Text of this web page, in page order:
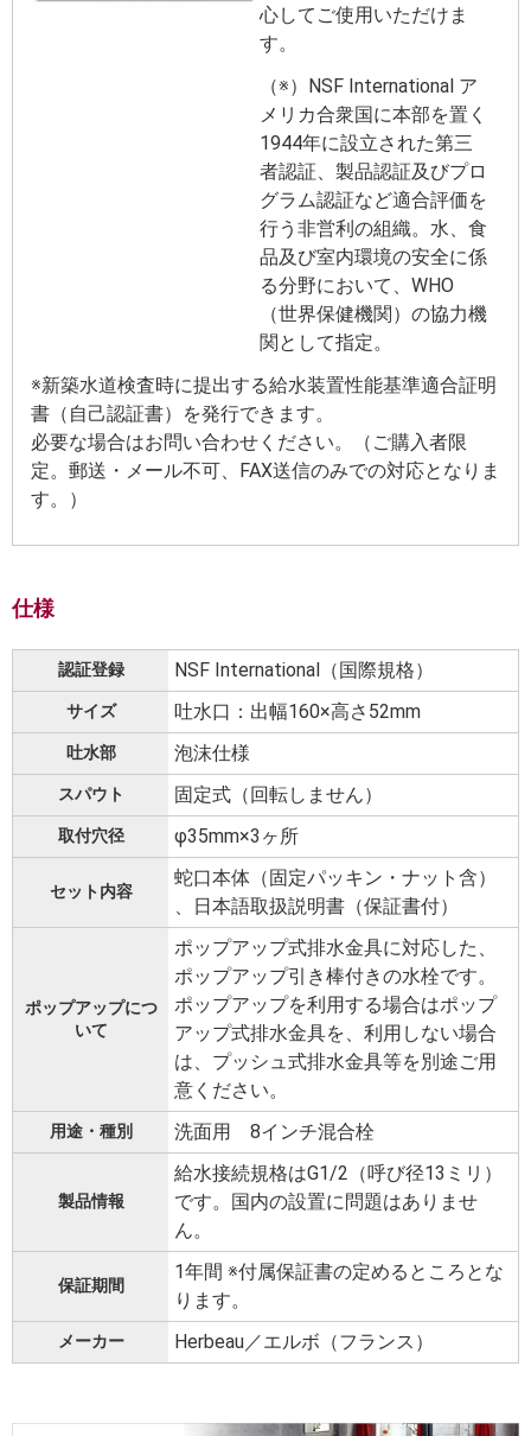
心してご使用いただけま
す。
（※）NSF International ア
メリカ合衆国に本部を置く
1944年に設立された第三
者認証、製品認証及びプロ
グラム認証など適合評価を
行う非営利の組織。水、食
品及び室内環境の安全に係
る分野において、WHO
（世界保健機関）の協力機
関として指定。
※新築水道検査時に提出する給水装置性能基準適合証明
書（自己認証書）を発行できます。
必要な場合はお問い合わせください。（ご購入者限
定。郵送・メール不可、FAX送信のみでの対応となりま
す。）
仕様
認証登録 NSF International（国際規格）
サイズ 吐水口：出幅160×高さ52mm
吐水部 泡沫仕様
スパウト 固定式（回転しません）
取付穴径 φ35mm×3ヶ所
セット内容
蛇口本体（固定パッキン・ナット含）
、日本語取扱説明書（保証書付）
ポップアップにつ
いて
ポップアップ式排水金具に対応した、
ポップアップ引き棒付きの水栓です。
ポップアップを利用する場合はポップ
アップ式排水金具を、利用しない場合
は、プッシュ式排水金具等を別途ご用
意ください。
用途・種別 洗面用 8インチ混合栓
製品情報
給水接続規格はG1/2（呼び径13ミリ）
です。国内の設置に問題はありませ
ん。
保証期間
1年間 ※付属保証書の定めるところとな
ります。
メーカー Herbeau／エルボ（フランス）